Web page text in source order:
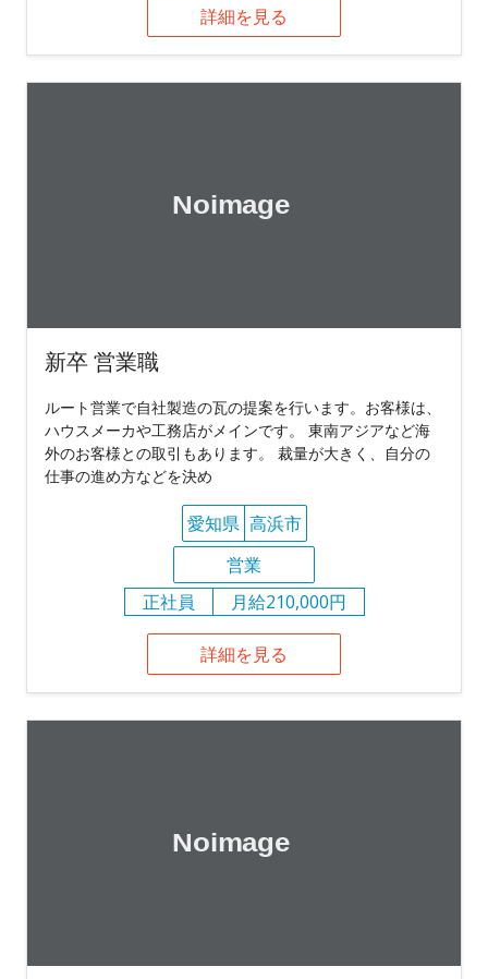
詳細を見る
新卒 営業職
ルート営業で自社製造の瓦の提案を行います。お客様は、
ハウスメーカや工務店がメインです。 東南アジアなど海
外のお客様との取引もあります。 裁量が大きく、自分の
仕事の進め方などを決め
愛知県 高浜市
営業
正社員
月給210,000円
詳細を見る